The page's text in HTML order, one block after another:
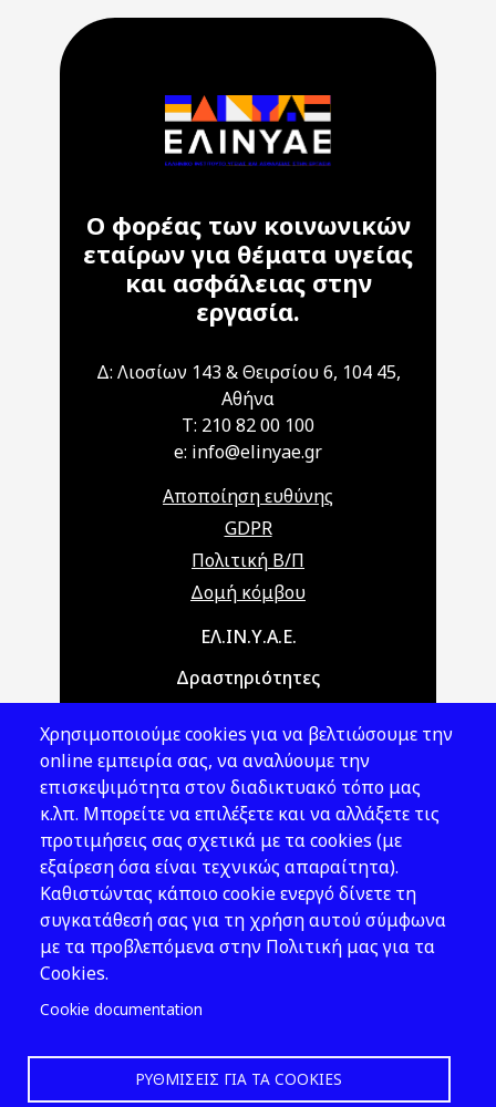
Ο φορέας των κοινωνικών
εταίρων για θέματα υγείας
και ασφάλειας στην
εργασία.
Δ: Λιοσίων 143 & Θειρσίου 6, 104 45,
Αθήνα
T: 210 82 00 100
e: info@elinyae.gr
Αποποίηση ευθύνης
GDPR
Πολιτική Β/Π
Δομή κόμβου
Main navigationΕΛ.ΙΝ.Υ.Α.Ε.
Δραστηριότητες
Νομοθεσία
Εκδόσεις
Νέα - Εκδηλώσεις
Ακολουθήστε μας
Χρησιμοποιούμε cookies για να βελτιώσουμε την
online εμπειρία σας, να αναλύουμε την
επισκεψιμότητα στον διαδικτυακό τόπο μας
κ.λπ. Μπορείτε να επιλέξετε και να αλλάξετε τις
προτιμήσεις σας σχετικά με τα cookies (με
εξαίρεση όσα είναι τεχνικώς απαραίτητα).
Καθιστώντας κάποιο cookie ενεργό δίνετε τη
συγκατάθεσή σας για τη χρήση αυτού σύμφωνα
με τα προβλεπόμενα στην Πολιτική μας για τα
Cookies.
Cookie documentation
ΡΥΘΜΊΣΕΙΣ ΓΙΑ ΤΑ COOKIES